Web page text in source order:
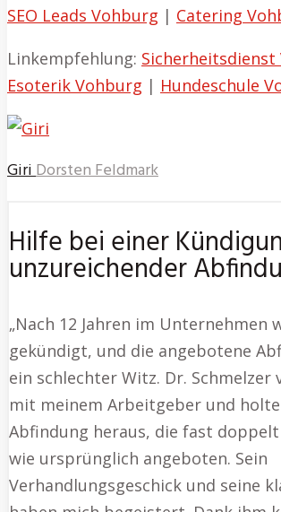
SEO Leads Vohburg | Catering
Linkempfehlung: Sicherheitsdienst
Esoterik Vohburg | Hundeschule
GiriDorsten Feldmark
Hilfe bei einer
unzureichender
„Nach 12 Jahren im Unternehmen
gekündigt, und die angebotene
ein schlechter Witz. Dr. Schmelzer
mit meinem Arbeitgeber und
Abfindung heraus, die fast
wie ursprünglich angeboten. Sein
Verhandlungsgeschick und seine